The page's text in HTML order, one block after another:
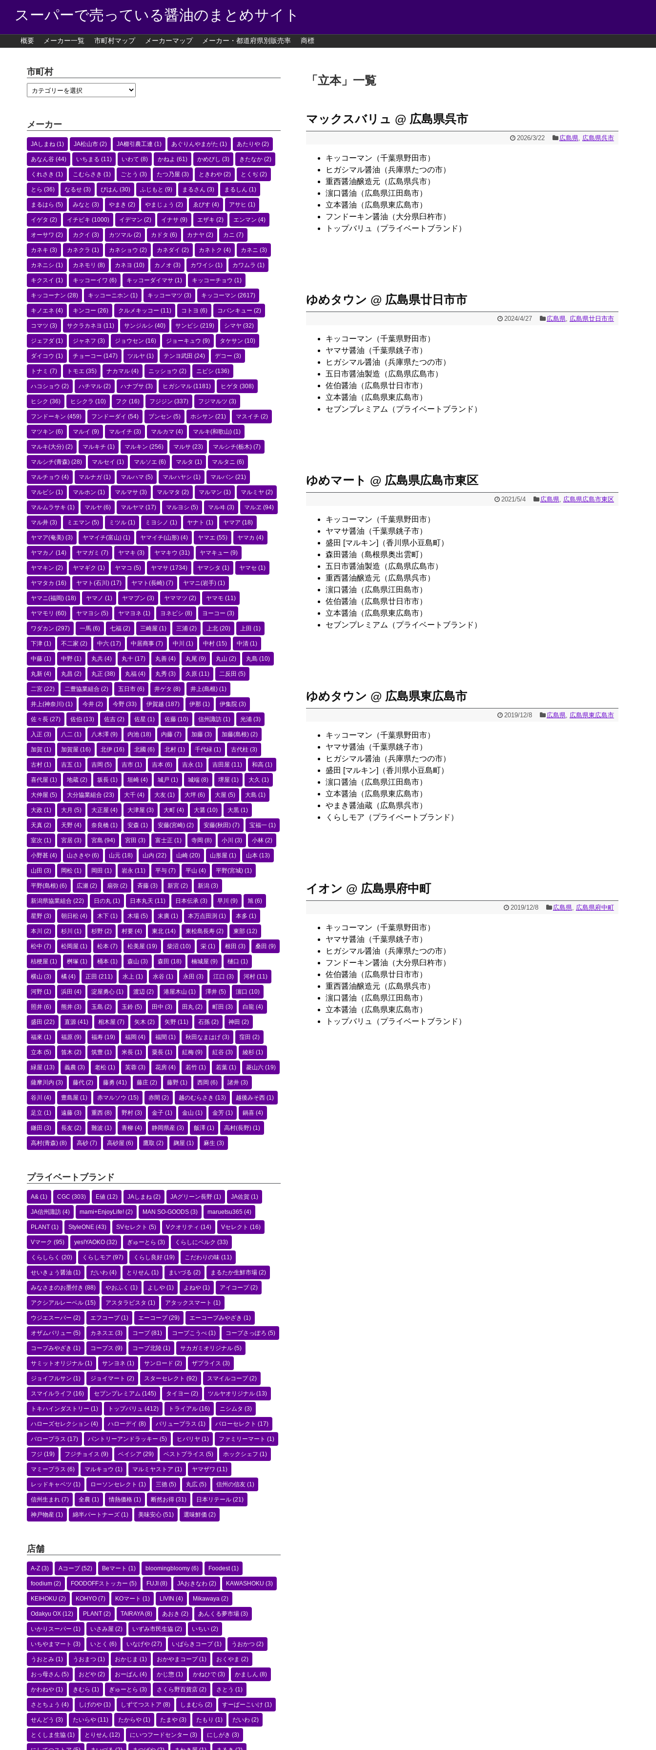
スーパーで売っている醤油のまとめサイト
概要 メーカー一覧 市町村マップ メーカーマップ メーカー・都道府県別販売率 商標
「 立本」 一覧
マックスバリュ @ 広島県呉市
2026/3/22 広島県, 広島県呉市
キッコーマン（千葉県野田市）
ヒガシマル醤油（兵庫県たつの市）
重西醤油醸造元（広島県呉市）
濵口醤油（広島県江田島市）
立本醤油（広島県東広島市）
フンドーキン醤油（大分県臼杵市）
トップバリュ（プライベートブランド）
ゆめタウン @ 広島県廿日市市
2024/4/27 広島県, 広島県廿日市市
キッコーマン（千葉県野田市）
ヤマサ醤油（千葉県銚子市）
ヒガシマル醤油（兵庫県たつの市）
五日市醤油製造（広島県広島市）
佐伯醤油（広島県廿日市市）
立本醤油（広島県東広島市）
セブンプレミアム（プライベートブランド）
ゆめマート @ 広島県広島市東区
2021/5/4 広島県, 広島県広島市東区
キッコーマン（千葉県野田市）
ヤマサ醤油（千葉県銚子市）
盛田 [マルキン]（香川県小豆島町）
森田醤油（島根県奥出雲町）
五日市醤油製造（広島県広島市）
重西醤油醸造元（広島県呉市）
濵口醤油（広島県江田島市）
佐伯醤油（広島県廿日市市）
立本醤油（広島県東広島市）
セブンプレミアム（プライベートブランド）
ゆめタウン @ 広島県東広島市
2019/12/8 広島県, 広島県東広島市
キッコーマン（千葉県野田市）
ヤマサ醤油（千葉県銚子市）
ヒガシマル醤油（兵庫県たつの市）
盛田 [マルキン]（香川県小豆島町）
濵口醤油（広島県江田島市）
立本醤油（広島県東広島市）
やまき醤油蔵（広島県呉市）
くらしモア（プライベートブランド）
イオン @ 広島県府中町
2019/12/8 広島県, 広島県府中町
キッコーマン（千葉県野田市）
ヤマサ醤油（千葉県銚子市）
ヒガシマル醤油（兵庫県たつの市）
フンドーキン醤油（大分県臼杵市）
佐伯醤油（広島県廿日市市）
重西醤油醸造元（広島県呉市）
濵口醤油（広島県江田島市）
立本醤油（広島県東広島市）
トップバリュ（プライベートブランド）
市町村
メーカー
JAしまね (1) JA松山市 (2) JA櫛引農工連 (1) あぐりんやまがた (1) あたりや (2)
あなん谷 (44) いちまる (11) いわて (8) かねよ (61) かめびし (3) きたなか (2)
くれさき (1) こむらさき (1) ごとう (3) たつ乃屋 (3) ときわや (2) とくぢ (2)
とら (36) なるせ (3) びはん (30) ふじもと (9) まるさん (3) まるしん (1)
まるはら (5) みなと (3) やまき (2) やまじょう (2) ゑびす (4) アサヒ (1)
イゲタ (2) イチビキ (1000) イデマン (2) イナサ (9) エザキ (2) エンマン (4)
オーサワ (2) カクイ (3) カツマル (2) カドタ (6) カナヤ (2) カニ (7)
カネキ (3) カネクラ (1) カネショウ (2) カネダイ (2) カネトク (4) カネニ (3)
カネニシ (1) カネモリ (8) カネヨ (10) カノオ (3) カワイシ (1) カワムラ (1)
キクスイ (1) キッコーイワ (6) キッコーダイマサ (1) キッコーチョウ (1)
キッコーナン (28) キッコーニホン (1) キッコーマツ (3) キッコーマン (2617)
キノエネ (4) キンコー (26) クルメキッコー (11) コトヨ (6) コバンキュー (2)
コマツ (3) サクラカネヨ (11) サンジルシ (40) サンビシ (219) シマヤ (32)
ジェフダ (1) ジャネフ (3) ジョウセン (16) ジョーキュウ (9) タケサン (10)
ダイコウ (1) チョーコー (147) ツルヤ (1) テンヨ武田 (24) デコー (3)
トナミ (7) トモエ (35) ナカマル (4) ニッショウ (2) ニビシ (136)
ハコショウ (2) ハチマル (2) ハナブサ (3) ヒガシマル (1181) ヒゲタ (308)
ヒシク (36) ヒシクラ (10) フク (16) フジジン (337) フジマルツ (3)
フンドーキン (459) フンドーダイ (54) ブンセン (5) ホシサン (21) マスイチ (2)
マツキン (6) マルイ (9) マルイチ (3) マルカマ (4) マルキ(和歌山) (1)
マルキ(大分) (2) マルキチ (1) マルキン (256) マルサ (23) マルシチ(栃木) (7)
マルシチ(青森) (28) マルセイ (1) マルソエ (6) マルタ (1) マルタニ (6)
マルチョウ (4) マルナガ (1) マルハマ (5) マルハヤシ (1) マルバン (21)
マルビシ (1) マルホン (1) マルマサ (3) マルマタ (2) マルマン (1) マルミヤ (2)
マルムラサキ (1) マルヤ (6) マルヤマ (17) マルヨシ (5) マルヰ (3) マルヱ (94)
マル井 (3) ミエマン (5) ミツル (1) ミヨシノ (1) ヤナト (1) ヤマア (18)
ヤマア(奄美) (3) ヤマイチ(富山) (1) ヤマイチ(山形) (4) ヤマエ (55) ヤマカ (4)
ヤマカノ (14) ヤマガミ (7) ヤマキ (3) ヤマキウ (31) ヤマキュー (9)
ヤマキン (2) ヤマギク (1) ヤマコ (5) ヤマサ (1734) ヤマシタ (1) ヤマセ (1)
ヤマタカ (16) ヤマト(石川) (17) ヤマト(長崎) (7) ヤマニ(岩手) (1)
ヤマニ(福岡) (18) ヤマノ (1) ヤマブン (3) ヤママツ (2) ヤマモ (11)
ヤマモリ (60) ヤマヨシ (5) ヤマヨネ (1) ヨネビシ (8) ヨーコー (3)
ワダカン (297) 一馬 (6) 七福 (2) 三崎屋 (1) 三浦 (2) 上北 (20) 上田 (1)
下津 (1) 不二家 (2) 中六 (17) 中居商事 (7) 中川 (1) 中村 (15) 中清 (1)
中藤 (1) 中野 (1) 丸共 (4) 丸十 (17) 丸善 (4) 丸尾 (9) 丸山 (2) 丸島 (10)
丸新 (4) 丸昌 (2) 丸正 (38) 丸福 (4) 丸秀 (3) 久原 (11) 二反田 (5)
二宮 (22) 二豊協業組合 (2) 五日市 (6) 井ゲタ (8) 井上(島根) (1)
井上(神奈川) (1) 今井 (2) 今野 (33) 伊賀越 (187) 伊那 (1) 伊集院 (3)
佐々長 (27) 佐伯 (13) 佐吉 (2) 佐星 (1) 佐藤 (10) 信州諏訪 (1) 光浦 (3)
入正 (3) 八二 (1) 八木澤 (9) 内池 (18) 内藤 (7) 加藤 (3) 加藤(島根) (2)
加賀 (1) 加賀屋 (16) 北伊 (16) 北國 (6) 北村 (1) 千代緑 (1) 古代柱 (3)
古村 (1) 吉五 (1) 吉岡 (5) 吉市 (1) 吉本 (6) 吉永 (1) 吉田屋 (11) 和高 (1)
喜代屋 (1) 地蔵 (2) 坂長 (1) 垣崎 (4) 城戸 (1) 城端 (8) 堺屋 (1) 大久 (1)
大仲屋 (5) 大分協業組合 (23) 大千 (4) 大友 (1) 大坪 (6) 大屋 (5) 大島 (1)
大政 (1) 大月 (5) 大正屋 (4) 大津屋 (3) 大町 (4) 大醤 (10) 大黒 (1)
天真 (2) 天野 (4) 奈良橋 (1) 安森 (1) 安藤(宮崎) (2) 安藤(秋田) (7) 宝福一 (1)
室次 (1) 宮居 (3) 宮島 (94) 宮田 (3) 富士正 (1) 寺岡 (8) 小川 (3) 小林 (2)
小野甚 (4) 山さきや (6) 山元 (18) 山内 (22) 山崎 (20) 山形屋 (1) 山本 (13)
山田 (3) 岡松 (1) 岡田 (1) 岩永 (11) 平与 (7) 平山 (4) 平野(宮城) (1)
平野(島根) (6) 広瀬 (2) 扇弥 (2) 斉藤 (3) 新宮 (2) 新潟 (3)
新潟県協業組合 (22) 日の丸 (1) 日本丸天 (11) 日本伝承 (3) 早川 (9) 旭 (6)
星野 (3) 朝日松 (4) 木下 (1) 木場 (5) 末廣 (1) 本万点田渕 (1) 本多 (1)
本川 (2) 杉川 (1) 杉野 (2) 村要 (4) 東北 (14) 東松島長寿 (2) 東部 (12)
松中 (7) 松岡屋 (1) 松本 (7) 松美屋 (19) 柴沼 (10) 栄 (1) 根田 (3) 桑田 (9)
桔梗屋 (1) 桝塚 (1) 桶本 (1) 森山 (3) 森田 (18) 楠城屋 (9) 樋口 (1)
横山 (3) 橘 (4) 正田 (211) 水上 (1) 水谷 (1) 永田 (3) 江口 (3) 河村 (11)
河野 (1) 浜田 (4) 淀屋勇心 (1) 渡辺 (2) 港屋木山 (1) 澤井 (5) 濵口 (10)
照井 (6) 熊井 (3) 玉島 (2) 玉鈴 (5) 田中 (3) 田丸 (2) 町田 (3) 白龍 (4)
盛田 (22) 直源 (41) 相木屋 (7) 矢木 (2) 矢野 (11) 石孫 (2) 神田 (2)
福來 (1) 福原 (9) 福寿 (19) 福岡 (4) 福間 (1) 秋田なまはげ (3) 窪田 (2)
立本 (5) 笛木 (2) 筑豊 (1) 米長 (1) 粟長 (1) 紅梅 (9) 紅谷 (3) 綾杉 (1)
緑屋 (13) 義農 (3) 老松 (1) 芙蓉 (3) 花房 (4) 若竹 (1) 若葉 (1) 菱山六 (19)
薩摩川内 (3) 藤代 (2) 藤勇 (41) 藤庄 (2) 藤野 (1) 西岡 (6) 諸井 (3)
谷川 (4) 豊島屋 (1) 赤マルソウ (15) 赤間 (2) 越のむらさき (13) 越後みそ西 (1)
足立 (1) 遠藤 (3) 重西 (8) 野村 (3) 金子 (1) 金山 (1) 金芳 (1) 鍋喜 (4)
鎌田 (3) 長友 (2) 難波 (1) 青柳 (4) 静岡県産 (3) 飯澤 (1) 高村(長野) (1)
高村(青森) (8) 高砂 (7) 高砂屋 (6) 鷹取 (2) 麹屋 (1) 麻生 (3)
プライベートブランド
A& (1) CGC (303) E値 (12) JAしまね (2) JAグリーン長野 (1) JA佐賀 (1)
JA信州諏訪 (4) mami+EnjoyLife! (2) MAN SO-GOODS (3) maruetsu365 (4)
PLANT (1) StyleONE (43) SVセレクト (5) Vクオリティ (14) Vセレクト (16)
Vマーク (95) yes!YAOKO (32) ぎゅーとら (3) くらしにベルク (33)
くらしらく (20) くらしモア (97) くらし良好 (19) こだわりの味 (11)
せいきょう醤油 (1) だいわ (4) とりせん (1) まいづる (2) まるたか生鮮市場 (2)
みなさまのお墨付き (88) やおふく (1) よしや (1) よねや (1) アイコープ(2)
アクシアルレーベル (15) アスタラビスタ (1) アタックスマート (1)
ウジエスーパー (2) エフコープ(1) エーコープ(29) エーコープみやざき (1)
オザムバリュー (5) カネスエ (3) コープ(81) コープこうべ (1) コープさっぽろ (5)
コープみやざき (1) コープス (9) コープ北陸 (1) サカガミオリジナル (5)
サミットオリジナル (1) サンヨネ (1) サンロード (2) ザプライス (3)
ジョイフルサン (1) ジョイマート (2) スターセレクト (92) スマイルコープ(2)
スマイルライフ (16) セブンプレミアム (145) タイヨー (2) ツルヤオリジナル (13)
トキハインダストリー (1) トップバリュ (412) トライアル (16) ニシムタ (3)
ハローズセレクション (4) ハローデイ (8) バリュープラス (1) バローセレクト (17)
バロープラス (17) パントリーアンドラッキー (5) ヒバリヤ (1) ファミリーマート (1)
フジ (19) フジチョイス (9) ベイシア (29) ベストプライス (5) ホックシェフ (1)
マミープラス (6) マルキョウ (1) マルミヤストア (1) ヤマザワ (11)
レッドキャベツ (1) ローソンセレクト (1) 三徳 (5) 丸広 (5) 信州の信友 (1)
信州生まれ (7) 全農 (1) 情熱価格 (1) 断然お得 (31) 日本リテール (21)
神戸物産 (1) 綿半パートナーズ (1) 美味安心 (51) 選味鮮価 (2)
店舗
A-Z (3) Aコープ(52) Beマート (1) bloomingbloomy (6) Foodest(1)
foodium (2) FOODOFFストッカー (5) FUJI (8) JAおきなわ (2) KAWASHOKU (3)
KEIHOKU (2) KOHYO (7) KOマート (1) LIVIN (4) Mikawaya (2)
Odakyu OX (12) PLANT (2) TAIRAYA(8) あおき (2) あんくる夢市場 (3)
いかりスーパー (1) いさみ屋 (2) いずみ市民生協 (2) いちい (2)
いちやまマート (3) いとく (6) いなげや (27) いばらきコープ(1) うおかつ (2)
うおとみ (1) うおまつ (1) おかじま (1) おかやまコープ(1) おくやま (2)
おっ母さん (5) おどや (2) おーばん (4) かじ惣 (1) かねひで (3) かましん (8)
かわねや (1) きむら (1) ぎゅーとら (3) さくら野百貨店 (2) さとう (1)
さとちょう (4) しげのや (1) しずてつストア (8) しまむら (2) すーぱーこいけ (1)
せんどう (3) たいらや (11) たからや (1) たまや (3) たもり (1) だいわ (2)
とくしま生協 (1) とりせん (12) にいつフードセンター (3) にしがき (3)